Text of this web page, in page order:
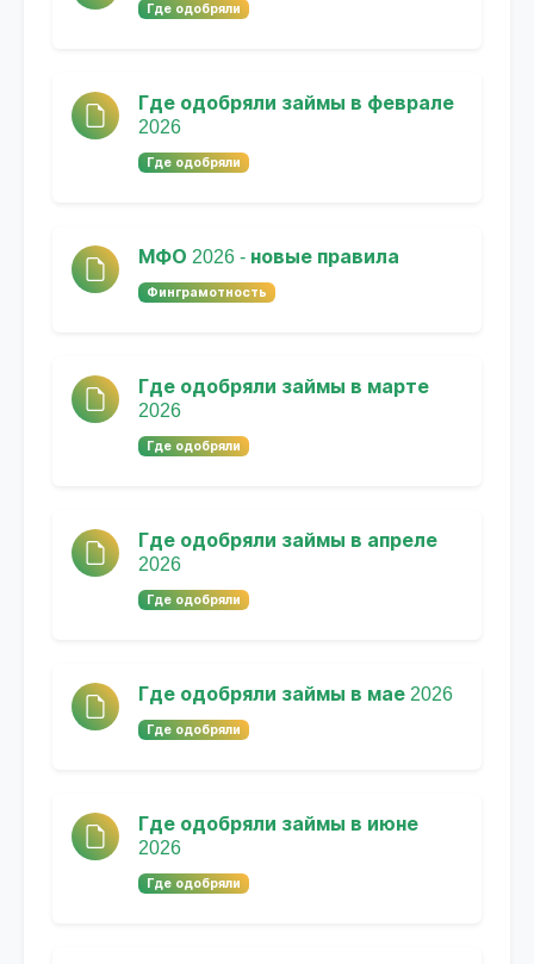
Где одобряли
Где одобряли займы в феврале
2026
Где одобряли
МФО 2026 - новые правила
Финграмотность
Где одобряли займы в марте
2026
Где одобряли
Где одобряли займы в апреле
2026
Где одобряли
Где одобряли займы в мае 2026
Где одобряли
Где одобряли займы в июне
2026
Где одобряли